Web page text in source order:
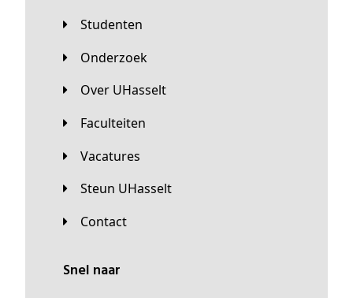
Studenten
Onderzoek
Over UHasselt
Faculteiten
Vacatures
Steun UHasselt
Contact
Snel naar